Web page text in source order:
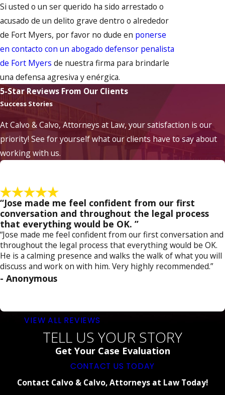
Si usted o un ser querido ha sido arrestado o
acusado de un delito grave dentro o alrededor
de Fort Myers, por favor no dude en ponerse
en contacto con un abogado defensor penalista
de Fort Myers de nuestra firma para brindarle
una defensa agresiva y enérgica.
5-Star Reviews From Our Clients
Success Stories
At Calvo & Calvo, Attorneys at Law, your satisfaction is our
priority! See for yourself what our clients have to say about
working with us.
“Jose made me feel confident from our first
conversation and throughout the legal process
that everything would be OK. ”
“Jose made me feel confident from our first conversation and
throughout the legal process that everything would be OK.
He is a calming presence and walks the walk of what you will
discuss and work on with him. Very highly recommended.”
- Anonymous
VIEW ALL REVIEWS
TELL US YOUR STORY
Get Your Case Evaluation
CONTACT US TODAY
Contact Calvo & Calvo, Attorneys at Law Today!